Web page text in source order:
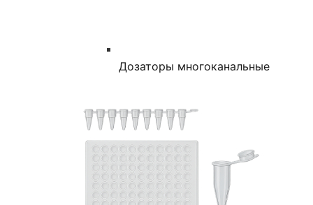
Дозаторы многоканальные